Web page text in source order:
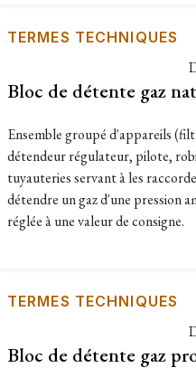
TERMES TECHNIQUES
Bloc de détente gaz
Ensemble groupé d'appareils
détendeur régulateur, pilote,
tuyauteries servant à les
détendre un gaz d'une pression
réglée à une valeur de consigne.
TERMES TECHNIQUES
Bloc de détente gaz